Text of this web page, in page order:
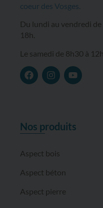
coeur des Vosges.
Du lundi au vendredi
18h.
Le samedi de 8h30 à 12h
Nos produits
Aspect bois
Aspect béton
Aspect pierre